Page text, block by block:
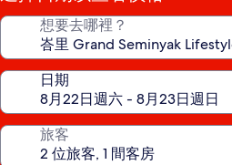
想要去哪裡？
日期
旅客